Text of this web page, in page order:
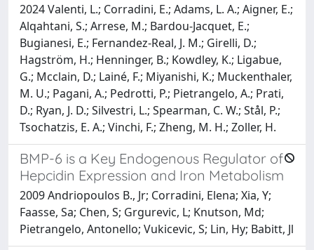
2024 Valenti, L.; Corradini, E.; Adams, L. A.; Aigner, E.;
Alqahtani, S.; Arrese, M.; Bardou-Jacquet, E.;
Bugianesi, E.; Fernandez-Real, J. M.; Girelli, D.;
Hagström, H.; Henninger, B.; Kowdley, K.; Ligabue,
G.; Mcclain, D.; Lainé, F.; Miyanishi, K.; Muckenthaler,
M. U.; Pagani, A.; Pedrotti, P.; Pietrangelo, A.; Prati,
D.; Ryan, J. D.; Silvestri, L.; Spearman, C. W.; Stål, P.;
Tsochatzis, E. A.; Vinchi, F.; Zheng, M. H.; Zoller, H.
BMP-6 is a Key Endogenous Regulator of
Hepcidin Expression and Iron Metabolism
2009 Andriopoulos B., Jr; Corradini, Elena; Xia, Y;
Faasse, Sa; Chen, S; Grgurevic, L; Knutson, Md;
Pietrangelo, Antonello; Vukicevic, S; Lin, Hy; Babitt, Jl